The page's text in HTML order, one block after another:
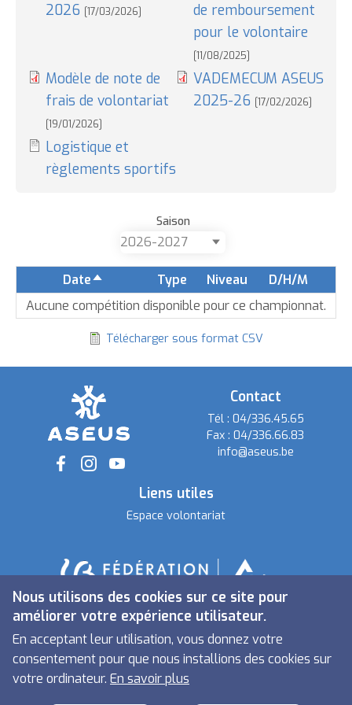
2026 [17/03/2026]
de remboursement
pour le volontaire
[11/08/2025]
Modèle de note de
frais de volontariat
[19/01/2026]
VADEMECUM ASEUS
2025-26 [17/02/2026]
Logistique et
règlements sportifs
Saison
Date Trier
par
ordre
décroissant
Type Niveau
D/H/M
Aucune compétition disponible pour ce championnat.
Télécharger sous format CSV
Social
Contact
Tél : 04/336.45.65
Fax :04/336.66.83
info@aseus.be
Liens utiles
Espace volontariat
Nous utilisons des cookies sur ce site pour
améliorer votre expérience utilisateur.
En acceptant leur utilisation, vous donnez votre
consentement pour que nous installions des cookies sur
votre ordinateur. En savoir plus